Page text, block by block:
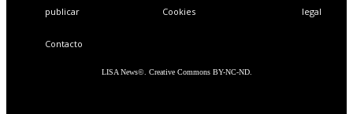
publicar Cookies legal
Contacto
LISA News©. Creative Commons BY-NC-ND.